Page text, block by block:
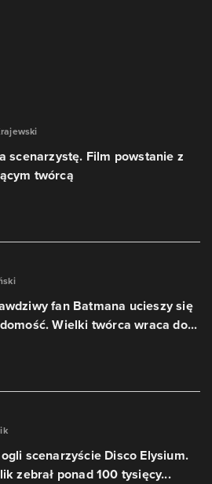
scenarzystę. Film powstanie z
twórcą
fan Batmana ucieszy się
Wielki twórca wraca do...
scenarzyście Disco Elysium.
zebrał ponad 100 tysięcy...